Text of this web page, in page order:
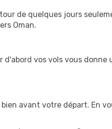
de quelques jours
Oman.
vos vols vous
avant votre départ. En